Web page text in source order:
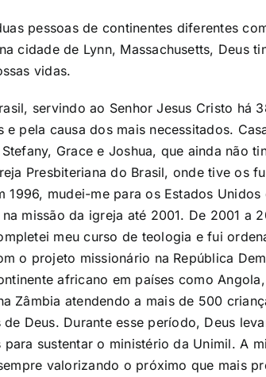
pessoas de continentes diferentes
cidade de Lynn, Massachusetts, Deus
vidas.
servindo ao Senhor Jesus Cristo há
pela causa dos mais necessitados.
Grace e Joshua, que ainda não
Presbiteriana do Brasil, onde tive os
1996, mudei-me para os Estados
missão da igreja até 2001. De 2001 a
meu curso de teologia e fui
o projeto missionário na República
africano em países como
Zâmbia atendendo a mais de 500
Deus. Durante esse período, Deus
sustentar o ministério da Unimil. A
valorizando o próximo que mais